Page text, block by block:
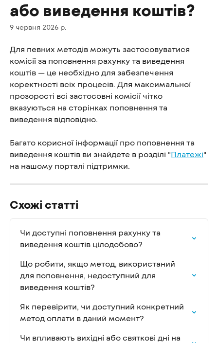
або виведення коштів?
9 червня 2026 р.
Для певних методів можуть застосовуватися
комісії за поповнення рахунку та виведення
коштів — це необхідно для забезпечення
коректності всіх процесів. Для максимальної
прозорості всі застосовні комісії чітко
вказуються на сторінках поповнення та
виведення відповідно.
Багато корисної інформації про поповнення та
виведення коштів ви знайдете в розділі "Платежі"
на нашому порталі підтримки.
Схожі статті
Чи доступні поповнення рахунку та
виведення коштів цілодобово?
Що робити, якщо метод, використаний
для поповнення, недоступний для
виведення коштів?
Як перевірити, чи доступний конкретний
метод оплати в даний момент?
Чи впливають вихідні або святкові дні на